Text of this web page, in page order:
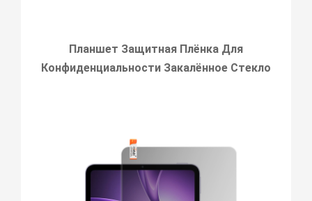
Планшет Защитная Плёнка Для
Конфиденциальности Закалённое Стекло